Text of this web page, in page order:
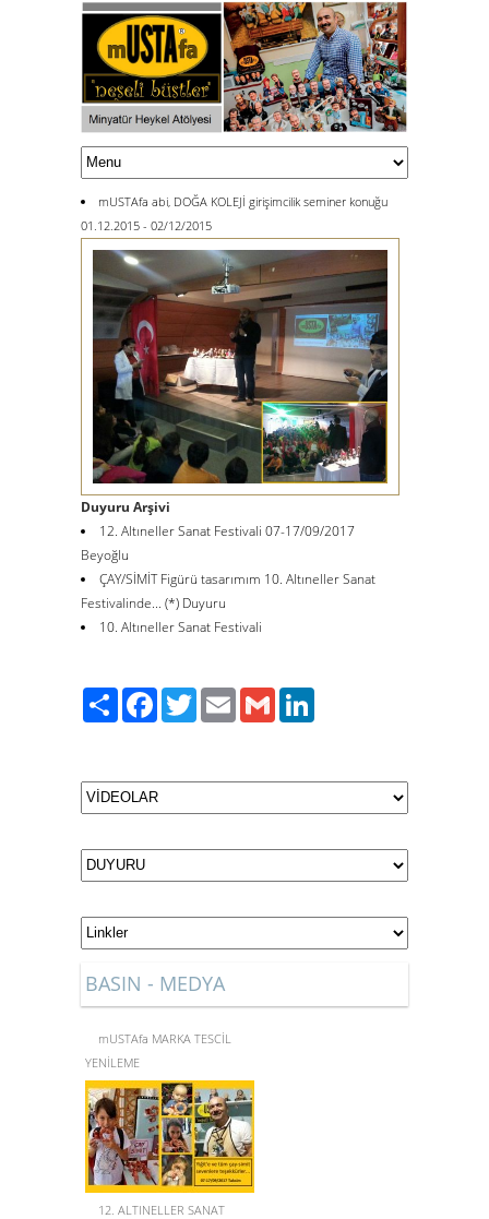
mUSTAfa abi, DOĞA KOLEJİ girişimcilik seminer konuğu
01.12.2015 - 02/12/2015
Duyuru Arşivi
12. Altıneller Sanat Festivali 07-17/09/2017
Beyoğlu
ÇAY/SİMİT Figürü tasarımım 10. Altıneller Sanat
Festivalinde... (*) Duyuru
10. Altıneller Sanat Festivali
PaylaşFacebook
TwitterEmailGmail
BASIN - MEDYA
mUSTAfa MARKA TESCİL
YENİLEME
12. ALTINELLER SANAT